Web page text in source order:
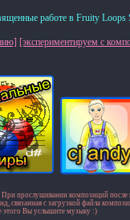
работе в Fruity
[экспериментируем с
композиций после
связанная с загрузкой файла
этого Вы услышите музыку :)